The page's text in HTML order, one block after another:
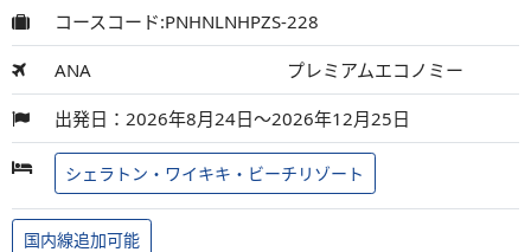
コースコード:PNHNLNHPZS-228
ANA プレミアムエコノミー
出発日：2026年8月24日～2026年12月25日
シェラトン・ワイキキ・ビーチリゾート
国内線追加可能